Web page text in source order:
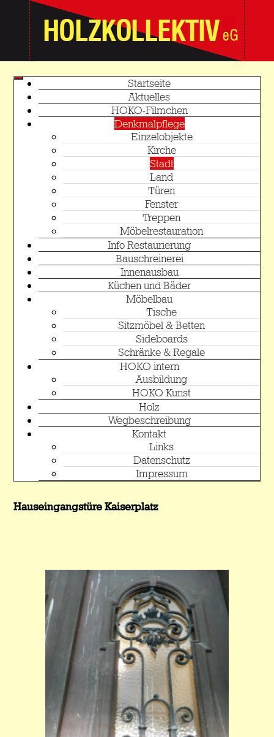
Startseite
Aktuelles
HOKO-Filmchen
Denkmalpflege
Einzelobjekte
Kirche
Stadt
Land
Türen
Fenster
Treppen
Möbelrestauration
Info Restaurierung
Bauschreinerei
Innenausbau
Küchen und Bäder
Möbelbau
Tische
Sitzmöbel & Betten
Sideboards
Schränke & Regale
HOKO intern
Ausbildung
HOKO Kunst
Holz
Wegbeschreibung
Kontakt
Links
Datenschutz
Impressum
Hauseingangstüre Kaiserplatz